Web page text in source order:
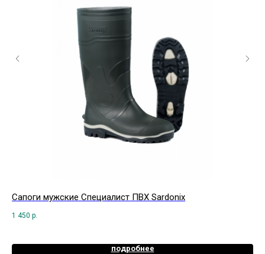
Сапоги мужские Специалист ПВХ Sardonix
1 450 р.
подробнее